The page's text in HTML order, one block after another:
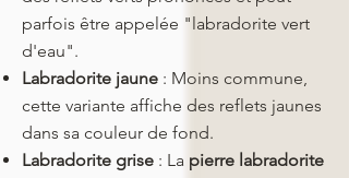
parfois être appelée "labradorite vert
d'eau".
Labradorite jaune : Moins commune,
cette variante affiche des reflets jaunes
dans sa couleur de fond.
Labradorite grise : La pierre labradorite